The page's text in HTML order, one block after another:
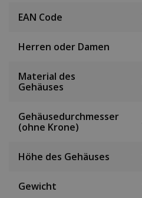
EAN Code
Herren oder Damen
Material des
Gehäuses
Gehäusedurchmesser
(ohne Krone)
Höhe des Gehäuses
Gewicht